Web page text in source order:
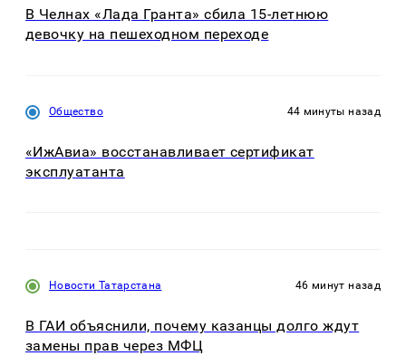
В Челнах «Лада Гранта» сбила 15-летнюю
девочку на пешеходном переходе
Общество 44 минуты назад
«ИжАвиа» восстанавливает сертификат
эксплуатанта
Новости Татарстана 46 минут назад
В ГАИ объяснили, почему казанцы долго ждут
замены прав через МФЦ